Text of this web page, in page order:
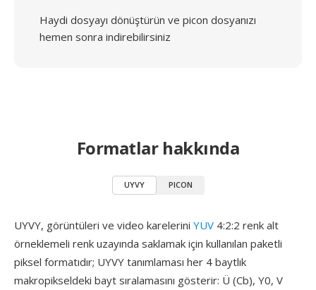
Haydi dosyayı dönüştürün ve picon dosyanızı
hemen sonra indirebilirsiniz
Formatlar hakkında
UYVY PICON
UYVY, görüntüleri ve video karelerini YUV 4:2:2 renk alt
örneklemeli renk uzayında saklamak için kullanılan paketli
piksel formatıdır; UYVY tanımlaması her 4 baytlık
makropikseldeki bayt sıralamasını gösterir: Ü (Cb), Y0, V